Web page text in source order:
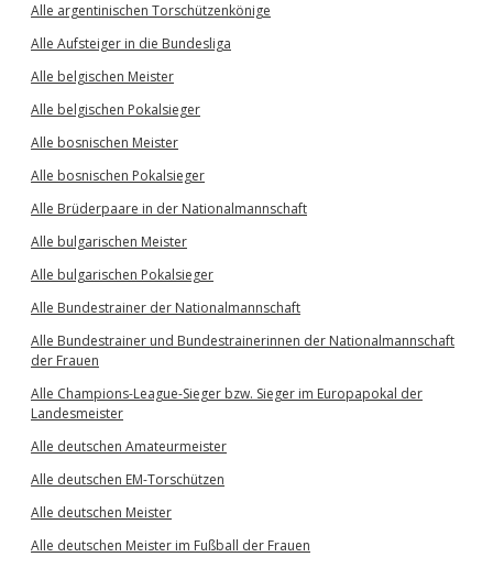
Alle argentinischen Torschützenkönige
Alle Aufsteiger in die Bundesliga
Alle belgischen Meister
Alle belgischen Pokalsieger
Alle bosnischen Meister
Alle bosnischen Pokalsieger
Alle Brüderpaare in der Nationalmannschaft
Alle bulgarischen Meister
Alle bulgarischen Pokalsieger
Alle Bundestrainer der Nationalmannschaft
Alle Bundestrainer und Bundestrainerinnen der Nationalmannschaft
der Frauen
Alle Champions-League-Sieger bzw. Sieger im Europapokal der
Landesmeister
Alle deutschen Amateurmeister
Alle deutschen EM-Torschützen
Alle deutschen Meister
Alle deutschen Meister im Fußball der Frauen